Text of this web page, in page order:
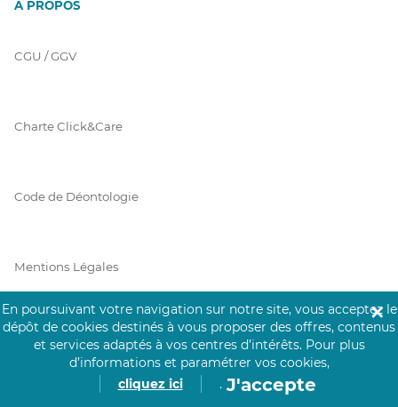
À PROPOS
CGU / GGV
Charte Click&Care
Code de Déontologie
Mentions Légales
Prérequis Click&Care
En poursuivant votre navigation sur notre site, vous acceptez le
dépôt de cookies destinés à vous proposer des offres, contenus
et services adaptés à vos centres d’intérêts. Pour plus
d’informations et paramétrer vos cookies,
cliquez ici
. J'accepte
✕